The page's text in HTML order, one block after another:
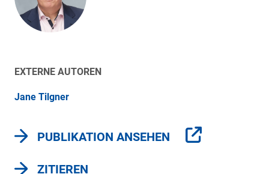
EXTERNE AUTOREN
Jane Tilgner
PUBLIKATION ANSEHEN
ZITIEREN